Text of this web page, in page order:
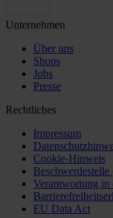
Unternehmen
Über uns
Shops
Jobs
Presse
Rechtliches
Impressum
Cookie-Hinweis
Verantwortung
EU Data Act